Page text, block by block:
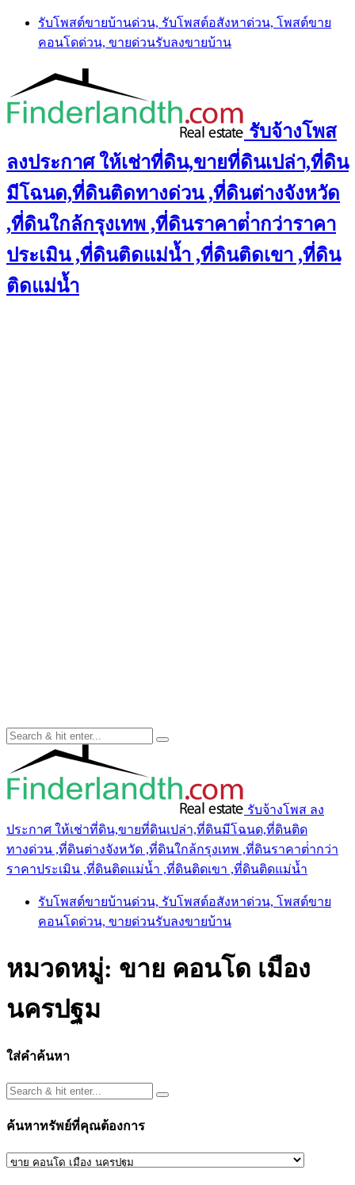
Skip
content
รับโพสต์ขายบ้านด่วน, รับโพสต์อสังหาด่วน, โพสต์ขาย
คอนโดด่วน, ขายด่วนรับลงขายบ้าน
รับจ้างโพส
ลงประกาศ ให้เช่าที่ดิน,ขายที่ดินเปล่า,ที่ดิน
มีโฉนด,ที่ดินติดทางด่วน ,ที่ดินต่างจังหวัด
,ที่ดินใกล้กรุงเทพ ,ที่ดินราคาต่ํากว่าราคา
ประเมิน ,ที่ดินติดแม่น้ำ ,ที่ดินติดเขา ,ที่ดิน
ติดแม่น้ำ
รับจ้างโพส ลง
ประกาศ ให้เช่าที่ดิน,ขายที่ดินเปล่า,ที่ดินมีโฉนด,ที่ดินติด
ทางด่วน ,ที่ดินต่างจังหวัด ,ที่ดินใกล้กรุงเทพ ,ที่ดินราคาต่ํากว่า
ราคาประเมิน ,ที่ดินติดแม่น้ำ ,ที่ดินติดเขา ,ที่ดินติดแม่น้ำ
รับโพสต์ขายบ้านด่วน, รับโพสต์อสังหาด่วน, โพสต์ขาย
คอนโดด่วน, ขายด่วนรับลงขายบ้าน
หมวดหมู่: ขาย คอนโด เมือง
นครปฐม
ใส่คำค้นหา
ค้นหาทรัพย์ที่คุณต้องการ
ค้นหา